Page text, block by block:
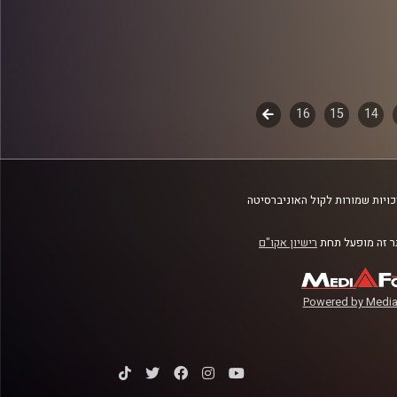
14
15
16
לשלב
שמורות לקול האוניברסיטה
זה מופעל תחת רישיון אקו"ם
Powered by